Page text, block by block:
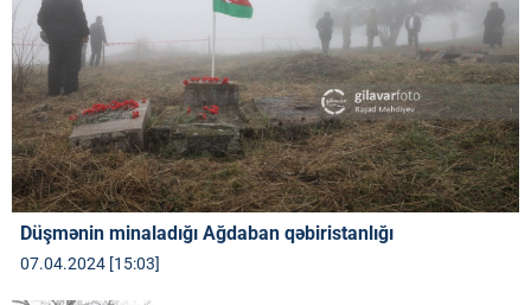
Düşmənin minaladığı Ağdaban qəbiristanlığı
07.04.2024 [15:03]